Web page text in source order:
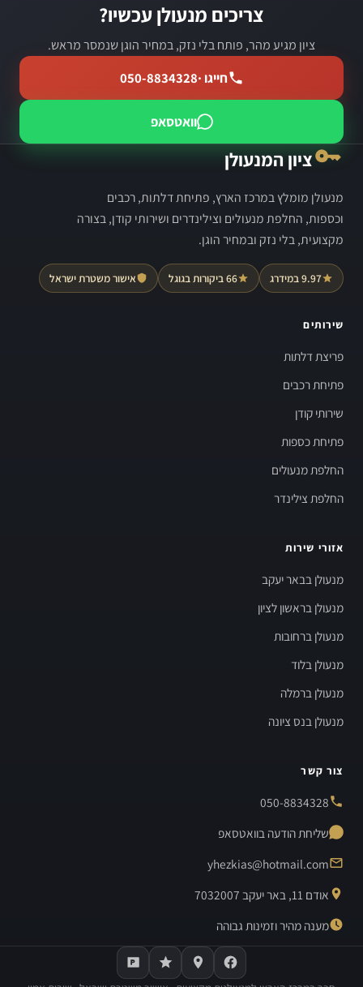
צריכים מנעולן עכשיו?
ציון מגיע מהר, פותח בלי נזק, במחיר הוגן שנמסר מראש.
חייגו ·050-8834328
וואטסאפ
ציון המנעולן
מנעולן מומלץ במרכז הארץ, פתיחת דלתות, רכבים
וכספות, החלפת מנעולים וצילינדרים ושירותי קודן, בצורה
מקצועית, בלי נזק ובמחיר הוגן.
9.97 במידרג 66 ביקורות בגוגל אישור משטרת ישראל
שירותים
פריצת דלתות
פתיחת רכבים
שירותי קודן
פתיחת כספות
החלפת מנעולים
החלפת צילינדר
אזורי שירות
מנעולן בבאר יעקב
מנעולן בראשון לציון
מנעולן ברחובות
מנעולן בלוד
מנעולן ברמלה
מנעולן בנס ציונה
צור קשר
050-8834328
שליחת הודעה בוואטסאפ
yhezkias@hotmail.com
אודם 11, באר יעקב 7032007
מענה מהיר וזמינות גבוהה